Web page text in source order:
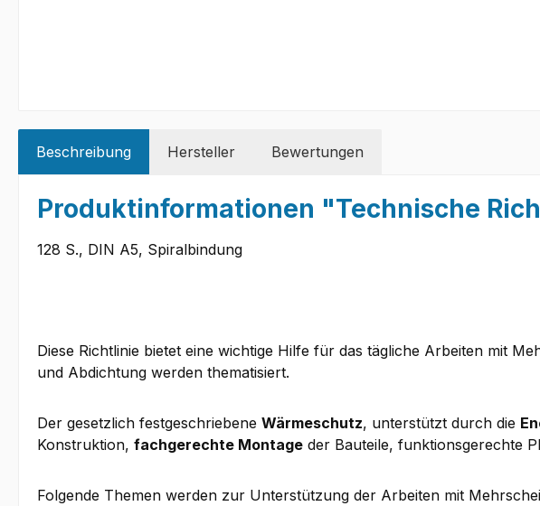
Beschreibung Hersteller Bewertungen
Produktinformationen "Technische
128 S., DIN A5, Spiralbindung
Diese Richtlinie bietet eine wichtige Hilfe für das tägliche Arbeiten mit
und Abdichtung werden thematisiert.
Der gesetzlich festgeschriebene Wärmeschutz, unterstützt durch die
Konstruktion, fachgerechte Montage der Bauteile, funktionsgerechte
Folgende Themen werden zur Unterstützung der Arbeiten mit